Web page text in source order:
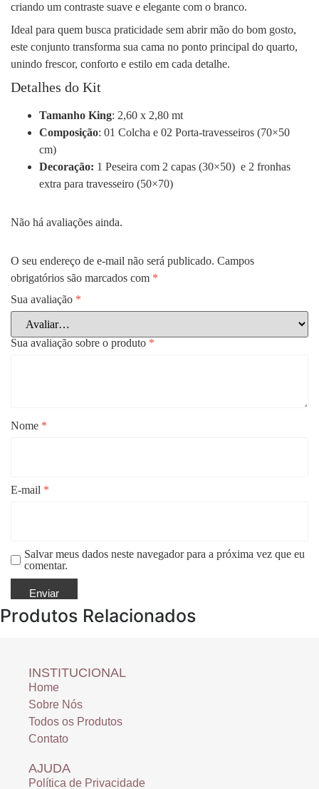
criando um contraste suave e elegante com o branco.
Ideal para quem busca praticidade sem abrir mão do bom gosto,
este conjunto transforma sua cama no ponto principal do quarto,
unindo frescor, conforto e estilo em cada detalhe.
Detalhes do Kit
Tamanho King: 2,60 x 2,80 mt
Composição: 01 Colcha e 02 Porta-travesseiros (70×50
cm)
Decoração: 1 Peseira com 2 capas (30×50) e 2 fronhas
extra para travesseiro (50×70)
Não há avaliações ainda.
O seu endereço de e-mail não será publicado. Campos
obrigatórios são marcados com *
Sua avaliação *
Sua avaliação sobre o produto *
Nome *
E-mail *
Salvar meus dados neste navegador para a próxima vez que eu
comentar.
Produtos Relacionados
INSTITUCIONAL
Home
Sobre Nós
Todos os Produtos
Contato
AJUDA
Política de Privacidade